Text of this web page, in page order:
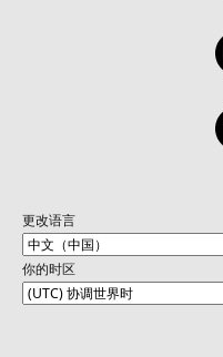
更改语言
你的时区